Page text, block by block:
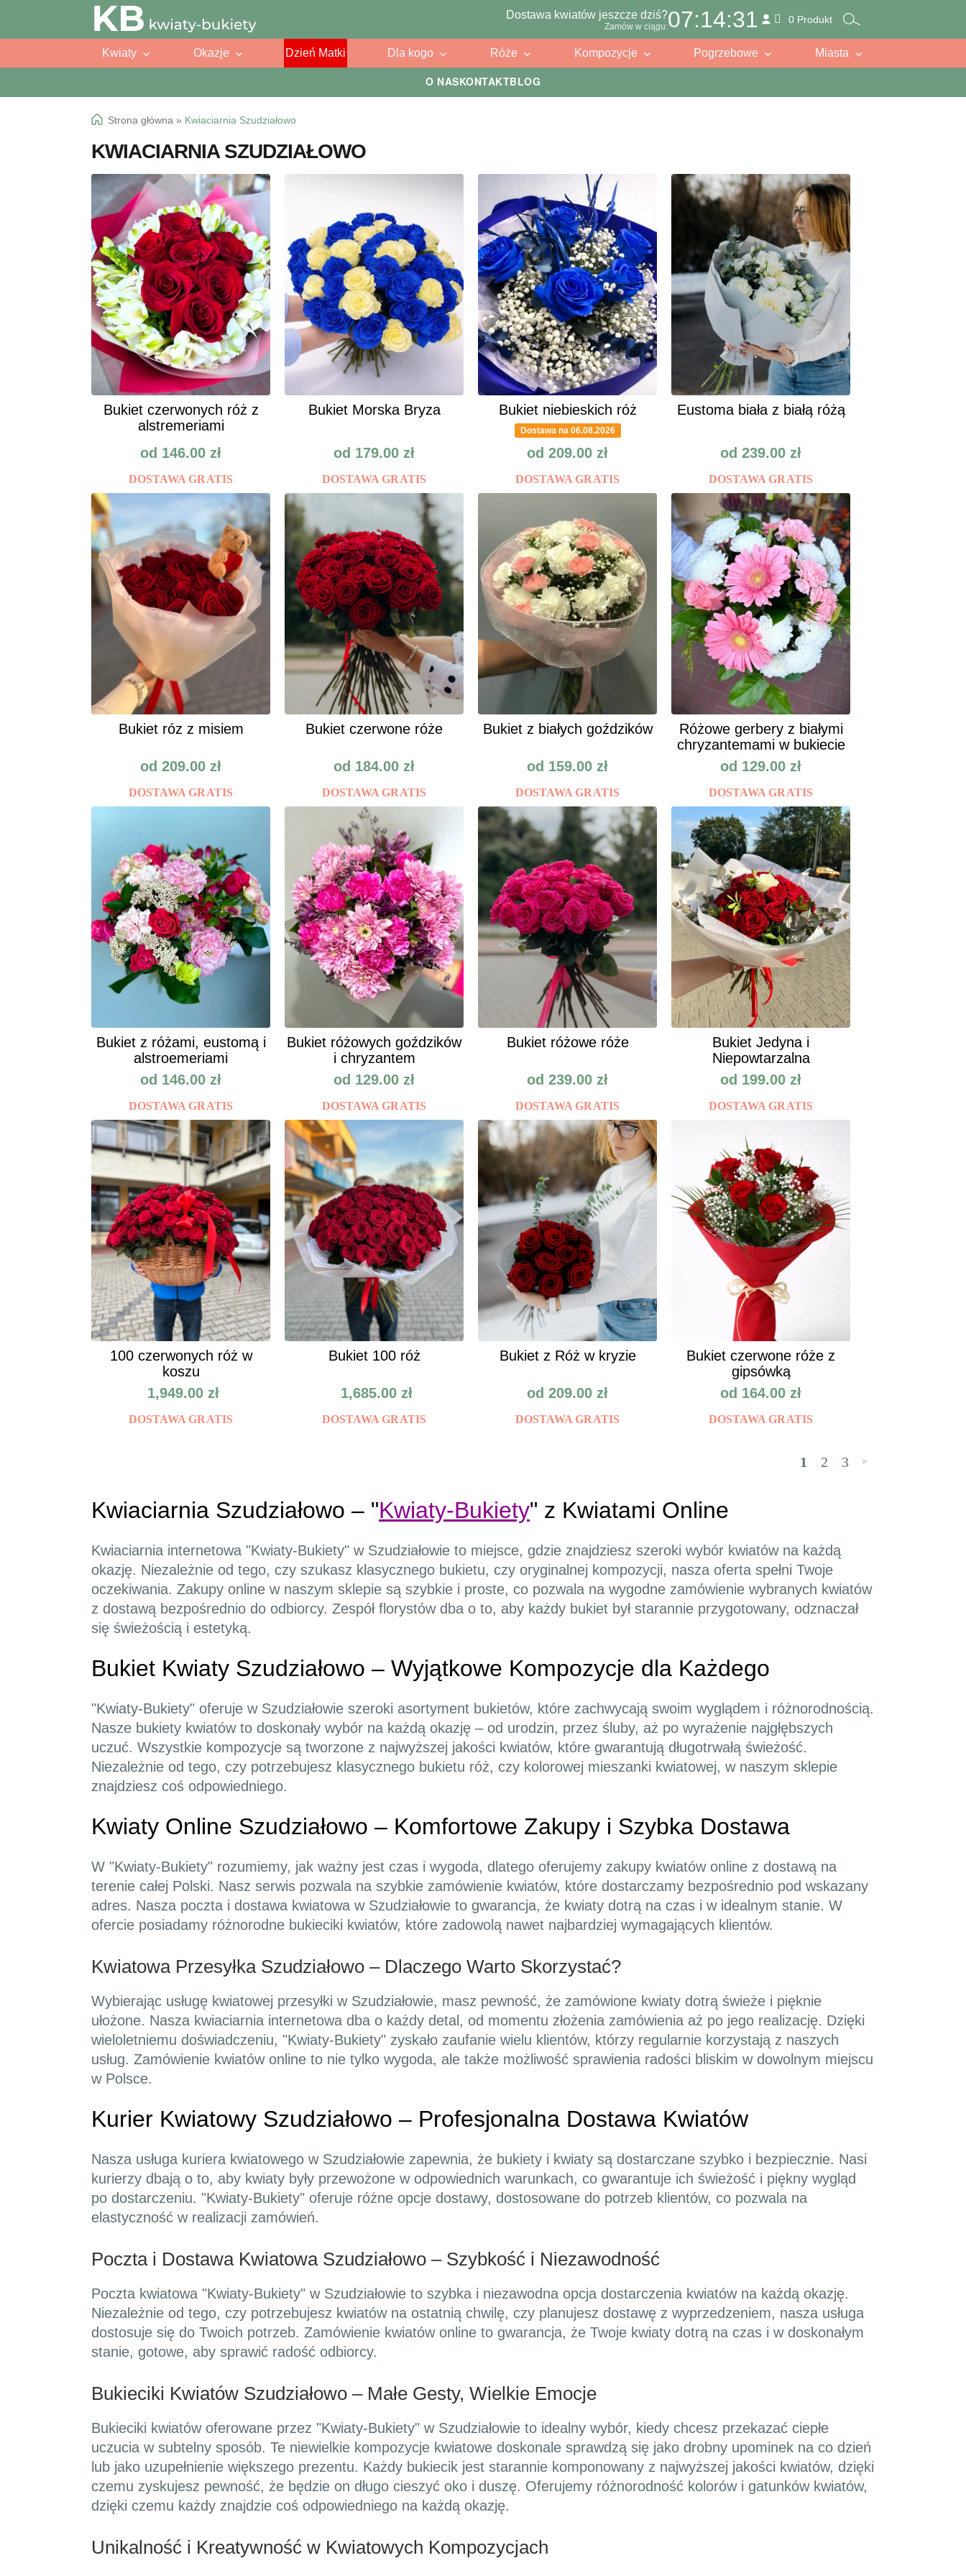
O NASKONTAKTBLOG
Przejdź
do
Przejdź
do
Dostawa kwiatów jeszcze dziś?
Zamów w ciągu:07:14:29 0 Produkt
Kwiaty Okazje Dzień Matki Dla kogo Róże Kompozycje Pogrzebowe Miasta
Strona główna » Kwiaciarnia Szudziałowo
KWIACIARNIA SZUDZIAŁOWO
Bukiet czerwonych róż z
alstremeriami
od 146.00 zł
DOSTAWA GRATIS
Bukiet Morska Bryza
od 179.00 zł
DOSTAWA GRATIS
Bukiet niebieskich róż
Dostawa na 06.08.2026
od 209.00 zł
DOSTAWA GRATIS
Eustoma biała z białą różą
od 239.00 zł
DOSTAWA GRATIS
Bukiet róz z misiem
od 209.00 zł
DOSTAWA GRATIS
Bukiet czerwone róże
od 184.00 zł
DOSTAWA GRATIS
Bukiet z białych goździków
od 159.00 zł
DOSTAWA GRATIS
Różowe gerbery z białymi
chryzantemami w bukiecie
od 129.00 zł
DOSTAWA GRATIS
Bukiet z różami, eustomą i
alstroemeriami
od 146.00 zł
DOSTAWA GRATIS
Bukiet różowych goździków
i chryzantem
od 129.00 zł
DOSTAWA GRATIS
Bukiet różowe róże
od 239.00 zł
DOSTAWA GRATIS
Bukiet Jedyna i
Niepowtarzalna
od 199.00 zł
DOSTAWA GRATIS
100 czerwonych róż w
koszu
1,949.00 zł
DOSTAWA GRATIS
Bukiet 100 róż
1,685.00 zł
DOSTAWA GRATIS
Bukiet z Róż w kryzie
od 209.00 zł
DOSTAWA GRATIS
Bukiet czerwone róże z
gipsówką
od 164.00 zł
DOSTAWA GRATIS
1 2 3 »
Kwiaciarnia Szudziałowo – "Kwiaty-Bukiety" z Kwiatami Online
Kwiaciarnia internetowa "Kwiaty-Bukiety" w Szudziałowie to miejsce, gdzie znajdziesz szeroki wybór kwiatów na każdą
okazję. Niezależnie od tego, czy szukasz klasycznego bukietu, czy oryginalnej kompozycji, nasza oferta spełni Twoje
oczekiwania. Zakupy online w naszym sklepie są szybkie i proste, co pozwala na wygodne zamówienie wybranych kwiatów
z dostawą bezpośrednio do odbiorcy. Zespół florystów dba o to, aby każdy bukiet był starannie przygotowany, odznaczał
się świeżością i estetyką.
Bukiet Kwiaty Szudziałowo – Wyjątkowe Kompozycje dla Każdego
"Kwiaty-Bukiety" oferuje w Szudziałowie szeroki asortyment bukietów, które zachwycają swoim wyglądem i różnorodnością.
Nasze bukiety kwiatów to doskonały wybór na każdą okazję – od urodzin, przez śluby, aż po wyrażenie najgłębszych
uczuć. Wszystkie kompozycje są tworzone z najwyższej jakości kwiatów, które gwarantują długotrwałą świeżość.
Niezależnie od tego, czy potrzebujesz klasycznego bukietu róż, czy kolorowej mieszanki kwiatowej, w naszym sklepie
znajdziesz coś odpowiedniego.
Kwiaty Online Szudziałowo – Komfortowe Zakupy i Szybka Dostawa
W "Kwiaty-Bukiety" rozumiemy, jak ważny jest czas i wygoda, dlatego oferujemy zakupy kwiatów online z dostawą na
terenie całej Polski. Nasz serwis pozwala na szybkie zamówienie kwiatów, które dostarczamy bezpośrednio pod wskazany
adres. Nasza poczta i dostawa kwiatowa w Szudziałowie to gwarancja, że kwiaty dotrą na czas i w idealnym stanie. W
ofercie posiadamy różnorodne bukieciki kwiatów, które zadowolą nawet najbardziej wymagających klientów.
Kwiatowa Przesyłka Szudziałowo – Dlaczego Warto Skorzystać?
Wybierając usługę kwiatowej przesyłki w Szudziałowie, masz pewność, że zamówione kwiaty dotrą świeże i pięknie
ułożone. Nasza kwiaciarnia internetowa dba o każdy detal, od momentu złożenia zamówienia aż po jego realizację. Dzięki
wieloletniemu doświadczeniu, "Kwiaty-Bukiety" zyskało zaufanie wielu klientów, którzy regularnie korzystają z naszych
usług. Zamówienie kwiatów online to nie tylko wygoda, ale także możliwość sprawienia radości bliskim w dowolnym miejscu
w Polsce.
Kurier Kwiatowy Szudziałowo – Profesjonalna Dostawa Kwiatów
Nasza usługa kuriera kwiatowego w Szudziałowie zapewnia, że bukiety i kwiaty są dostarczane szybko i bezpiecznie. Nasi
kurierzy dbają o to, aby kwiaty były przewożone w odpowiednich warunkach, co gwarantuje ich świeżość i piękny wygląd
po dostarczeniu. "Kwiaty-Bukiety" oferuje różne opcje dostawy, dostosowane do potrzeb klientów, co pozwala na
elastyczność w realizacji zamówień.
Poczta i Dostawa Kwiatowa Szudziałowo – Szybkość i Niezawodność
Poczta kwiatowa "Kwiaty-Bukiety" w Szudziałowie to szybka i niezawodna opcja dostarczenia kwiatów na każdą okazję.
Niezależnie od tego, czy potrzebujesz kwiatów na ostatnią chwilę, czy planujesz dostawę z wyprzedzeniem, nasza usługa
dostosuje się do Twoich potrzeb. Zamówienie kwiatów online to gwarancja, że Twoje kwiaty dotrą na czas i w doskonałym
stanie, gotowe, aby sprawić radość odbiorcy.
Bukieciki Kwiatów Szudziałowo – Małe Gesty, Wielkie Emocje
Bukieciki kwiatów oferowane przez "Kwiaty-Bukiety" w Szudziałowie to idealny wybór, kiedy chcesz przekazać ciepłe
uczucia w subtelny sposób. Te niewielkie kompozycje kwiatowe doskonale sprawdzą się jako drobny upominek na co dzień
lub jako uzupełnienie większego prezentu. Każdy bukiecik jest starannie komponowany z najwyższej jakości kwiatów, dzięki
czemu zyskujesz pewność, że będzie on długo cieszyć oko i duszę. Oferujemy różnorodność kolorów i gatunków kwiatów,
dzięki czemu każdy znajdzie coś odpowiedniego na każdą okazję.
Unikalność i Kreatywność w Kwiatowych Kompozycjach